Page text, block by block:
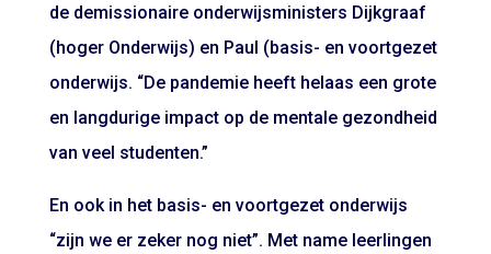
de demissionaire onderwijsministers Dijkgraaf
(hoger Onderwijs) en Paul (basis- en voortgezet
onderwijs. “De pandemie heeft helaas een grote
en langdurige impact op de mentale gezondheid
van veel studenten.”
En ook in het basis- en voortgezet onderwijs
“zijn we er zeker nog niet”. Met name leerlingen